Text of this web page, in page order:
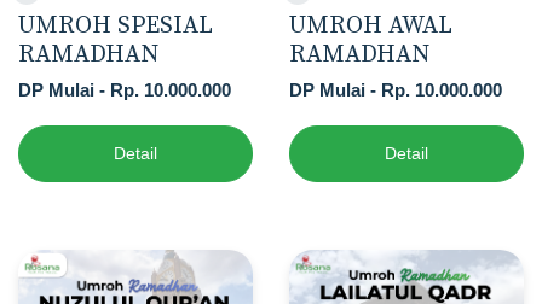
UMROH SPESIAL
RAMADHAN
DP Mulai - Rp. 10.000.000
Detail
UMROH AWAL
RAMADHAN
DP Mulai - Rp. 10.000.000
Detail